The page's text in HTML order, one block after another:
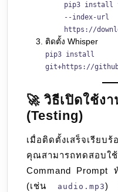
pip3 install
--index-url
https://
ติดตั้ง Whisper
pip3 install
git+https://
🚀 วิธีเปิดใช้ง
(Testing)
เมื่อติดตั้งเสร็จเรียบ
คุณสามารถทดสอบ
Command Prompt
(เช่น
audio.mp3)